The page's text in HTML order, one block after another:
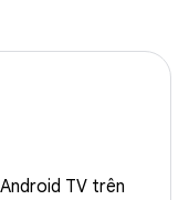
TV trên